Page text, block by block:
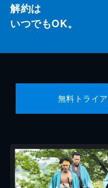
解約は
いつでもOK。
無料トライ